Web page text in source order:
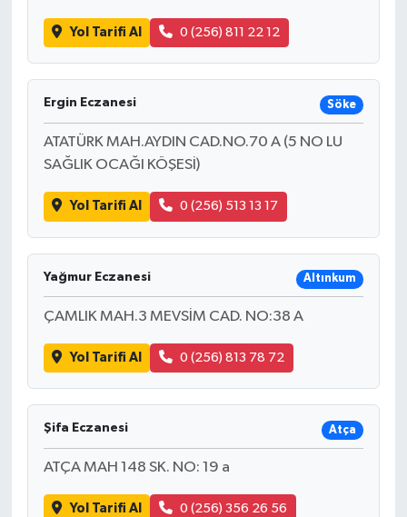
Yol Tarifi Al 0 (256) 811 22 12
Ergin Eczanesi Söke
ATATÜRK MAH.AYDIN CAD.NO.70 A (5 NO LU
SAĞLIK OCAĞI KÖŞESİ)
Yol Tarifi Al 0 (256) 513 13 17
Yağmur Eczanesi Altınkum
ÇAMLIK MAH.3 MEVSİM CAD. NO:38 A
Yol Tarifi Al 0 (256) 813 78 72
Şifa Eczanesi Atça
ATÇA MAH 148 SK. NO: 19 a
Yol Tarifi Al 0 (256) 356 26 56